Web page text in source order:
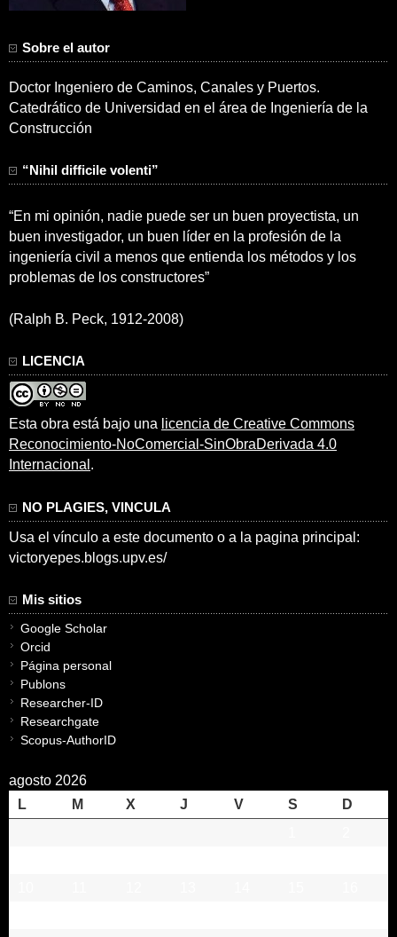
Sobre el autor
Doctor Ingeniero de Caminos, Canales y Puertos.
Catedrático de Universidad en el área de Ingeniería de la
Construcción
“Nihil difficile volenti”
“En mi opinión, nadie puede ser un buen proyectista, un
buen investigador, un buen líder en la profesión de la
ingeniería civil a menos que entienda los métodos y los
problemas de los constructores”
(Ralph B. Peck, 1912-2008)
LICENCIA
Esta obra está bajo una licencia de Creative Commons
Reconocimiento-NoComercial-SinObraDerivada 4.0
Internacional .
NO PLAGIES, VINCULA
Usa el vínculo a este documento o a la pagina principal:
victoryepes.blogs.upv.es/
Mis sitios
Google Scholar
Orcid
Página personal
Publons
Researcher-ID
Researchgate
Scopus-AuthorID
agosto 2026
L
M X J V S
D